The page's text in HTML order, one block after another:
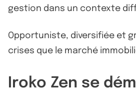
gestion dans un contexte
Opportuniste, diversifiée et
crises que le marché
Iroko Zen se